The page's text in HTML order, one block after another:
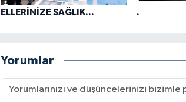
ELLERİNİZE SAĞLIK... .
Yorumlar